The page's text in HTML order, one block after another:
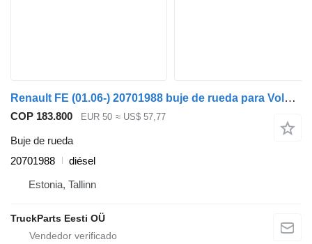
Renault FE (01.06-) 20701988 buje de rueda para Volvo FL, FE (2005-2014) cabeza tractora
COP 183.800 EUR 50 ≈ US$ 57,77
Buje de rueda
20701988
diésel
Estonia, Tallinn
TruckParts Eesti OÜ